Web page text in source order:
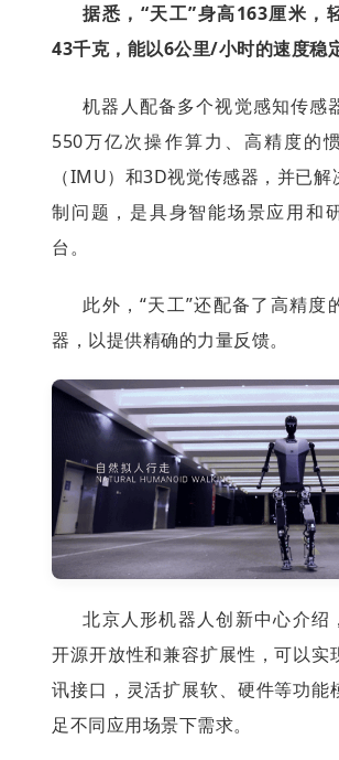
据悉，“天工”身高163厘米，
43千克，能以6公里/小时的速度稳
机器人配备多个视觉感知传感
550万亿次操作算力、高精度的
（IMU）和3D视觉传感器，并已
制问题，是具身智能场景应用和
台。
此外，“天工”还配备了高精度
器，以提供精确的力量反馈。
北京人形机器人创新中心介绍
开源开放性和兼容扩展性，可以实
讯接口，灵活扩展软、硬件等功能
足不同应用场景下需求。